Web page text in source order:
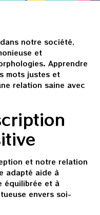
notre société,
et
Apprendre
mots justes et
relation saine avec
et notre relation
adapté aide à
équilibrée et à
envers soi-